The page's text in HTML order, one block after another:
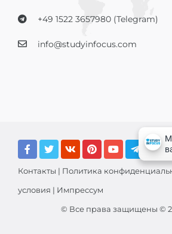
+49 1522 3657980 (Telegram)
info@studyinfocus.com
Контакты | Политика
условия | Импрессум
© Все права защищены ©